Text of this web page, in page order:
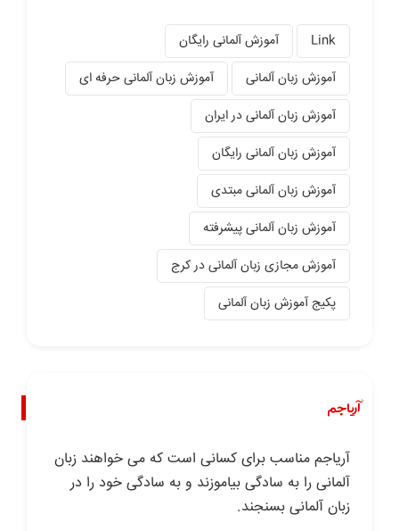
Link
آموزش آلمانی رایگان
آموزش زبان آلمانی
آموزش زبان آلمانی حرفه ای
آموزش زبان آلمانی در ایران
آموزش زبان آلمانی رایگان
آموزش زبان آلمانی مبتدی
آموزش زبان آلمانی پیشرفته
آموزش مجازی زبان آلمانی در کرج
پکیج آموزش زبان آلمانی
آریاجم
آریاجم مناسب برای کسانی است که می خواهند زبان
آلمانی را به سادگی بیاموزند و به سادگی خود را در
زبان آلمانی بسنجند.